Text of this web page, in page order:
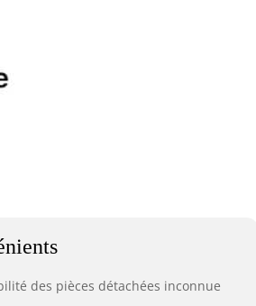
des pièces détachées inconnue